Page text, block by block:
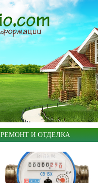
РЕМОНТ И ОТДЕЛКА